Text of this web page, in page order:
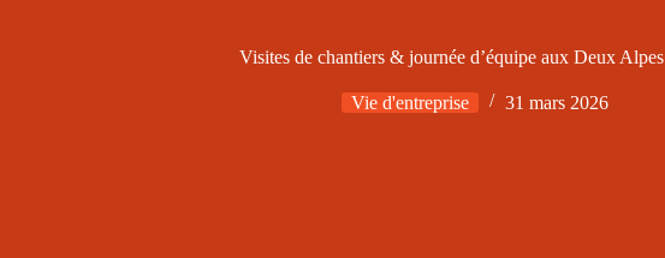
Visites de chantiers & journée d’équipe aux Deux Alpes
Vie d'entreprise 31 mars 2026